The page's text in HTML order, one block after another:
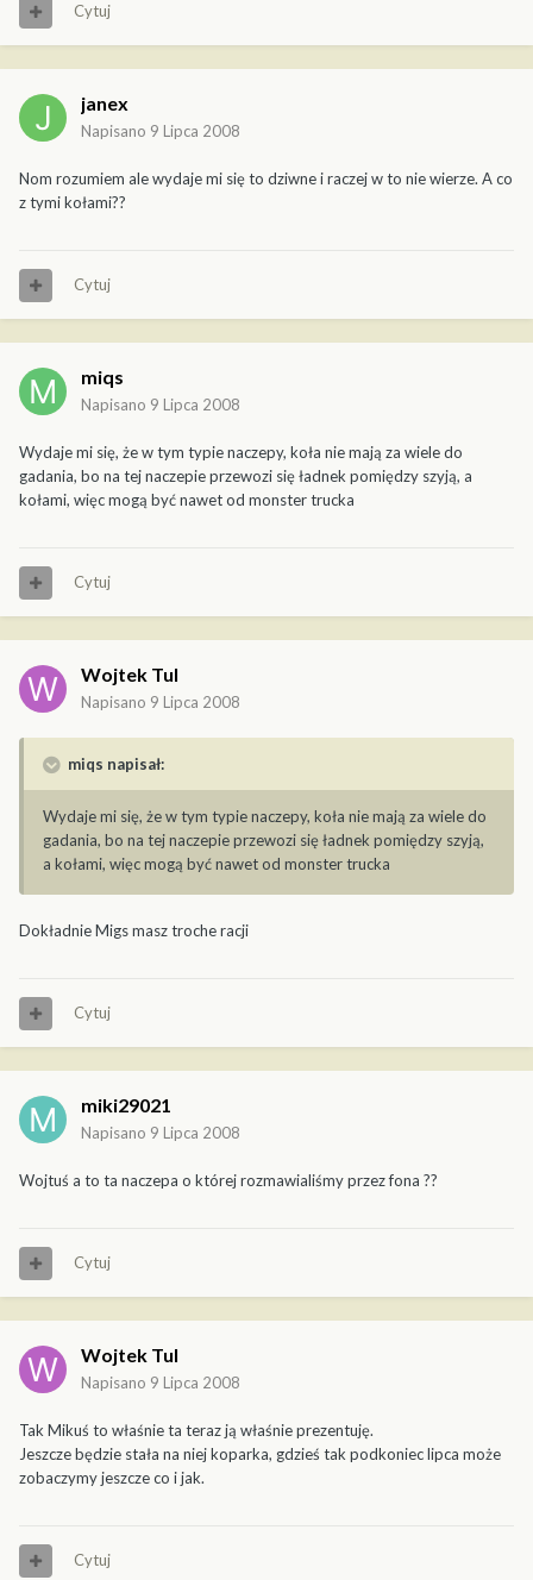
Cytuj
janex
Napisano 9 Lipca 2008
Nom rozumiem ale wydaje mi się to dziwne i raczej w to nie wierze. A co
z tymi kołami??
Cytuj
miqs
Napisano 9 Lipca 2008
Wydaje mi się, że w tym typie naczepy, koła nie mają za wiele do
gadania, bo na tej naczepie przewozi się ładnek pomiędzy szyją, a
kołami, więc mogą być nawet od monster trucka
Cytuj
Wojtek Tul
Napisano 9 Lipca 2008
miqs napisał:
Wydaje mi się, że w tym typie naczepy, koła nie mają za wiele do
gadania, bo na tej naczepie przewozi się ładnek pomiędzy szyją,
a kołami, więc mogą być nawet od monster trucka
Dokładnie Migs masz troche racji
Cytuj
miki29021
Napisano 9 Lipca 2008
Wojtuś a to ta naczepa o której rozmawialiśmy przez fona ??
Cytuj
Wojtek Tul
Napisano 9 Lipca 2008
Tak Mikuś to właśnie ta teraz ją właśnie prezentuję.
Jeszcze będzie stała na niej koparka, gdzieś tak podkoniec lipca może
zobaczymy jeszcze co i jak.
Cytuj